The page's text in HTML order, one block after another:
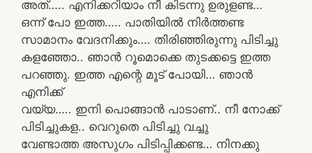
അത്….. എനിക്കറിയാം നീ കിടന്നു ഉരുളണ്ട…
ഒന്ന് പോ ഇത്ത….. പാതിയിൽ നിർത്തണ്ട
സാമാനം വേദനിക്കും…. തിരിഞ്ഞിരുന്നു പിടിച്ചു
കളഞ്ഞോ.. ഞാൻ റൂമൊക്കെ തുടക്കട്ടെ ഇത്ത
പറഞ്ഞു. ഇത്ത എന്റെ മൂട് പോയി… ഞാൻ
എനിക്ക്
വയ്യ….. ഇനി പൊങ്ങാൻ പാടാണ്.. നീ നോക്ക്
പിടിച്ചുകള.. വെറുതെ പിടിച്ചു വച്ചു
വേണ്ടാത്ത അസുഗം പിടിപ്പിക്കണ്ട… നിനക്കു